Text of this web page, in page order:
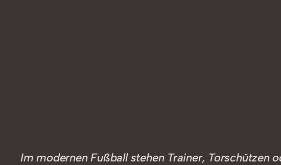
Im modernen Fußball stehen Trainer, Torschützen